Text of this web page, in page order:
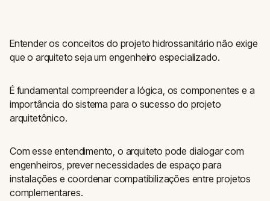
Entender os conceitos do projeto hidrossanitário não exige
que o arquiteto seja um engenheiro especializado.
É fundamental compreender a lógica, os componentes e a
importância do sistema para o sucesso do projeto
arquitetônico.
Com esse entendimento, o arquiteto pode dialogar com
engenheiros, prever necessidades de espaço para
instalações e coordenar compatibilizações entre projetos
complementares.